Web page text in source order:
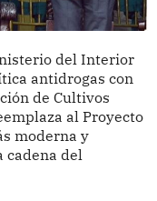
del Interior
antidrogas con
de Cultivos
al Proyecto
moderna y
cadena del